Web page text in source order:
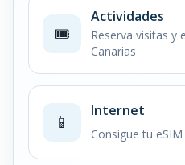
🎟️
Actividades
Reserva visitas y
Canarias
📱
Internet
Consigue tu